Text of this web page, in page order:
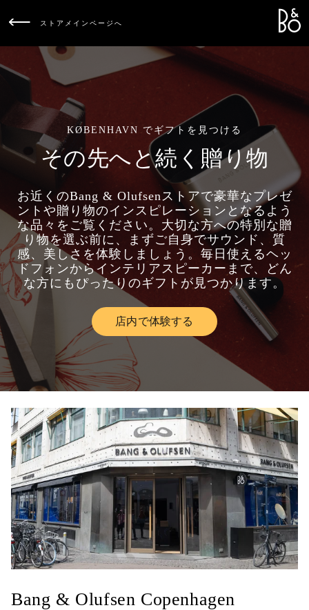
ストアメインページへ
KØBENHAVN でギフトを見つける
その先へと続く贈り物
お近くのBang & Olufsenストアで豪華なプレゼ
ントや贈り物のインスピレーションとなるよう
な品々をご覧ください。大切な方への特別な贈
り物を選ぶ前に、まずご自身でサウンド、質
感、美しさを体験しましょう。毎日使えるヘッ
ドフォンからインテリアスピーカーまで、どん
な方にもぴったりのギフトが見つかります。
店内で体験するLink Opens in New Tab
Bang & Olufsen Copenhagen